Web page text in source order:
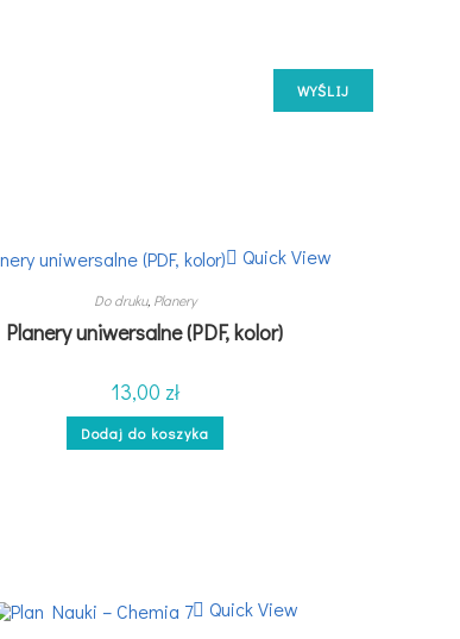
Quick View
Do druku, Planery
Planery uniwersalne (PDF, kolor)
13,00 zł
Dodaj do koszyka
Quick View